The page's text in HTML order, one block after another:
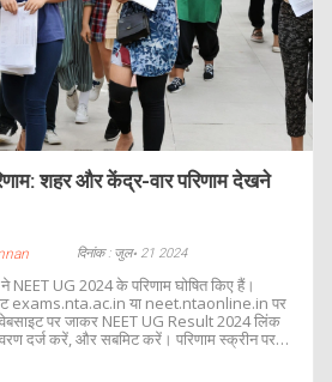
शहर और केंद्र-वार परिणाम देखने
दिनांक : जुल॰ 21 2024
ने NEET UG 2024 के परिणाम घोषित किए हैं।
exams.nta.ac.in या neet.ntaonline.in पर
पर जाकर NEET UG Result 2024 लिंक
दर्ज करें, और सबमिट करें। परिणाम स्क्रीन पर